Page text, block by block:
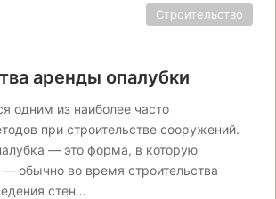
Строительство
аренды опалубки
одним из наиболее часто
при строительстве сооружений.
— это форма, в которую
— обычно во время строительства
стен…